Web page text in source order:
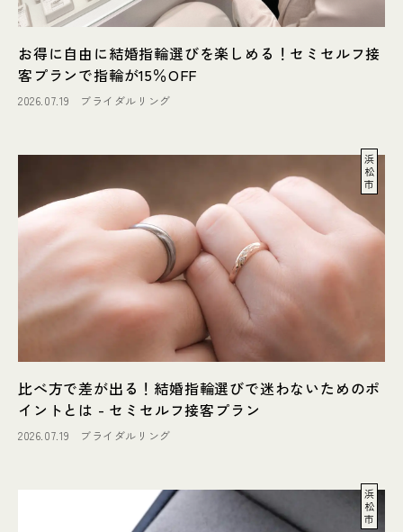
お得に自由に結婚指輪選びを楽しめる！セミセルフ接
客プランで指輪が15％OFF
2026.07.19 ブライダルリング
浜
松
市
比べ方で差が出る！結婚指輪選びで迷わないためのポ
イントとは - セミセルフ接客プラン
2026.07.19 ブライダルリング
浜
松
市